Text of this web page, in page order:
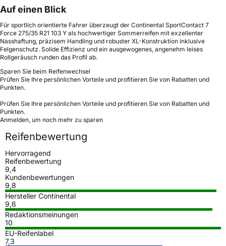
Auf einen Blick
Für sportlich orientierte Fahrer überzeugt der Continental SportContact 7
Force 275/35 R21 103 Y als hochwertiger Sommerreifen mit exzellenter
Nasshaftung, präzisem Handling und robuster XL-Konstruktion inklusive
Felgenschutz. Solide Effizienz und ein ausgewogenes, angenehm leises
Rollgeräusch runden das Profil ab.
Sparen Sie beim Reifenwechsel
Prüfen Sie Ihre persönlichen Vorteile und profitieren Sie von Rabatten und
Punkten.
Prüfen Sie Ihre persönlichen Vorteile und profitieren Sie von Rabatten und
Punkten.
Anmelden, um noch mehr zu sparen
Reifenbewertung
Hervorragend
Reifenbewertung
9,4
Kundenbewertungen
9,8
Hersteller Continental
9,6
Redaktionsmeinungen
10
EU-Reifenlabel
7,3